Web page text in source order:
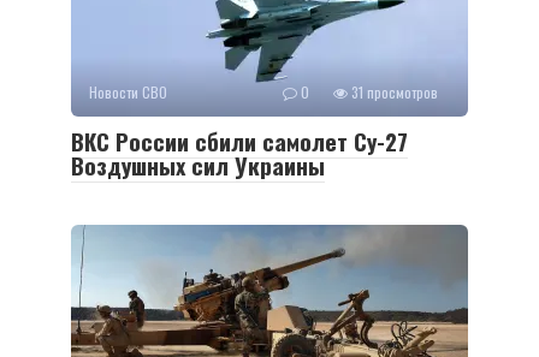
Новости СВО 0 31 просмотров
ВКС России сбили самолет Су-27
Воздушных сил Украины